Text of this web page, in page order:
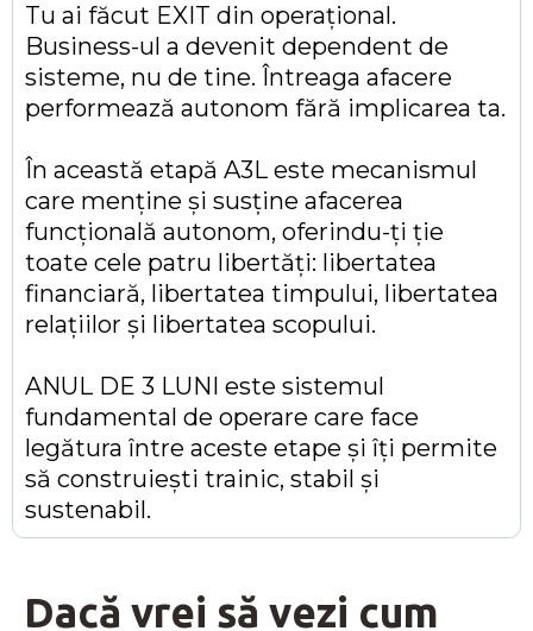
Tu ai făcut EXIT din operațional.
Business-ul a devenit dependent de
sisteme, nu de tine. Întreaga afacere
performează autonom fără implicarea ta.
În această etapă A3L este mecanismul
care menține și susține afacerea
funcțională autonom, oferindu-ți ție
toate cele patru libertăți: libertatea
financiară, libertatea timpului, libertatea
relațiilor și libertatea scopului.
ANUL DE 3 LUNI este sistemul
fundamental de operare care face
legătura între aceste etape și îți permite
să construiești trainic, stabil și
sustenabil.
Dacă vrei să vezi cum